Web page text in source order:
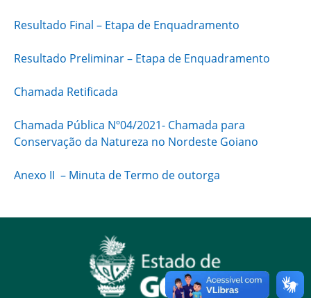
Resultado Final – Etapa de Enquadramento
Resultado Preliminar – Etapa de Enquadramento
Chamada Retificada
Chamada Pública Nº04/2021- Chamada para
Conservação da Natureza no Nordeste Goiano
Anexo II – Minuta de Termo de outorga